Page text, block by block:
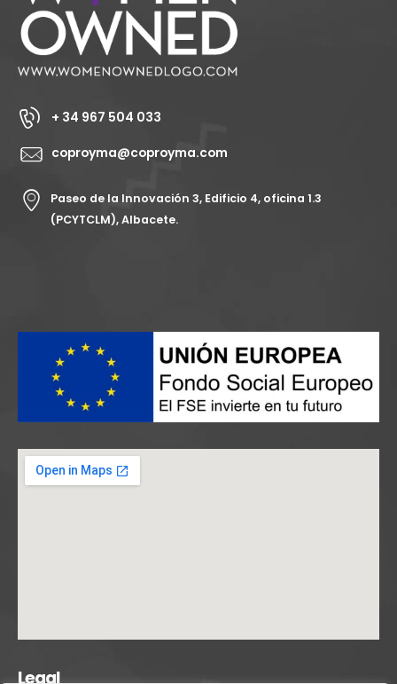
+ 34 967 504 033
coproyma@coproyma.com
Paseo de la Innovación 3, Edificio 4, oficina 1.3
(PCYTCLM), Albacete.
Legal